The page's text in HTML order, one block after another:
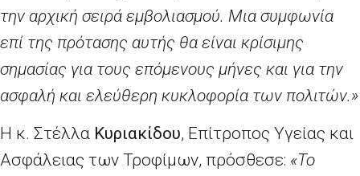
την αρχική σειρά εμβολιασμού. Μια συμφωνία
επί της πρότασης αυτής θα είναι κρίσιμης
σημασίας για τους επόμενους μήνες και για την
ασφαλή και ελεύθερη κυκλοφορία των πολιτών.»
Η κ. Στέλλα Κυριακίδου, Eπίτροπος Υγείας και
Ασφάλειας των Τροφίμων, πρόσθεσε: «Το